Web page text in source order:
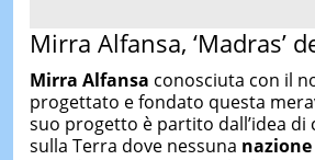
Mirra Alfansa, ‘Madras’
Mirra Alfansa conosciuta con il
progettato e fondato questa
suo progetto è partito dall’idea di
sulla Terra dove nessuna nazione